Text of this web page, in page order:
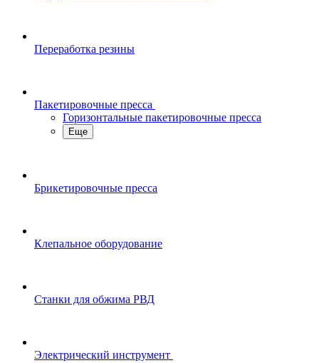
Переработка резины
Пакетировочные пресса
Горизонтальные пакетировочные пресса
Еще
Брикетировочные пресса
Клепальное оборудование
Станки для обжима РВД
Электрический инструмент